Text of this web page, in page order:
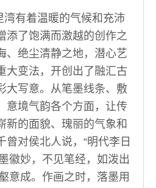
有着温暖的气候和充沛
添了饱满而激越的创作之
、绝尘清静之地，潜心艺
大变法，开创出了融汇古
大写意。从笔墨线条、敷
意境气韵各个方面，让传
新的面貌、瑰丽的气象和
曾对侯北人说，“明代李日
徽妙，不见笔经，如泼出
意成。作画之时，落墨用